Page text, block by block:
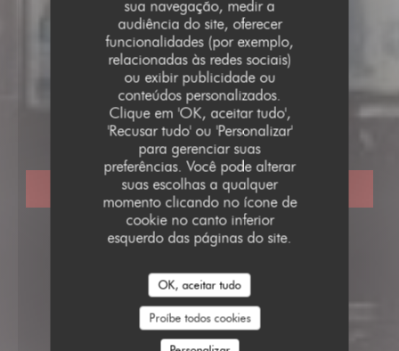
sua navegação, medir a
audiência do site, oferecer
funcionalidades (por exemplo,
relacionadas às redes sociais)
ou exibir publicidade ou
conteúdos personalizados.
Clique em 'OK, aceitar tudo',
'Recusar tudo' ou 'Personalizar'
para gerenciar suas
preferências. Você pode alterar
suas escolhas a qualquer
momento clicando no ícone de
cookie no canto inferior
esquerdo das páginas do site.
OK, aceitar tudo
Proíbe todos cookies
RESTAURANTE TRADICIONAL PARIS
Le Paris 17
RESERVAR UMA MESA
LE PARIS 17